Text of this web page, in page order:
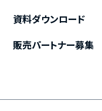
資料ダウンロード
販売パートナー募集